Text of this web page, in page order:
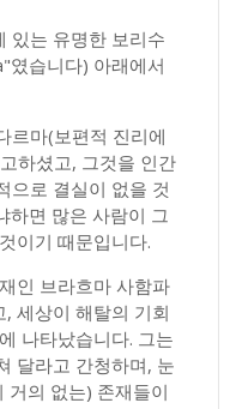
있는 유명한 보리수
였습니다) 아래에서
르마(보편적 진리에
하셨고, 그것을 인간
으로 결실이 없을 것
하면 많은 사람이 그
이기 때문입니다.
인 브라흐마 사함파
세상이 해탈의 기회
나타났습니다. 그는
달라고 간청하며, 눈
거의 없는) 존재들이